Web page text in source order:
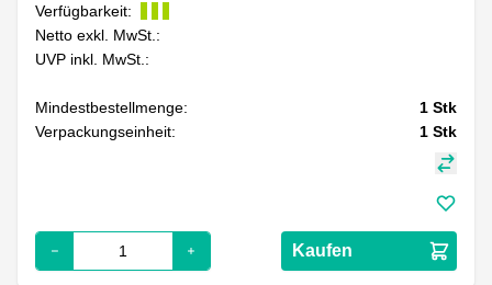
Verfügbarkeit:
Netto exkl. MwSt.:
UVP inkl. MwSt.:
Mindestbestellmenge: 1 Stk
Verpackungseinheit:
1 Stk
Kaufen